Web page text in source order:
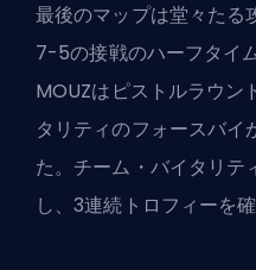
最後のマップは堂々たる
7-5の接戦のハーフタイ
MOUZはピストルラウン
タリティのフォースバイ
た。チーム・バイタリテ
し、3連続トロフィーを確